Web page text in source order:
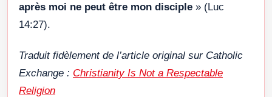
après moi ne peut être mon disciple » (Luc
14:27).
Traduit fidèlement de l’article original sur Catholic
Exchange : Christianity Is Not a Respectable
Religion